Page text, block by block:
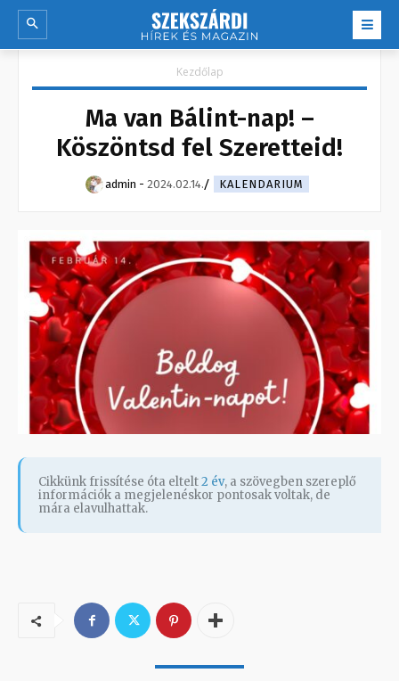
Kezdőlap
Ma van Bálint-nap! –
Köszöntsd fel Szeretteid!
admin - 2024.02.14. KALENDARIUM
Cikkünk frissítése óta eltelt2 év, a szövegben szereplő
információk a megjelenéskor pontosak voltak, de
mára elavulhattak.